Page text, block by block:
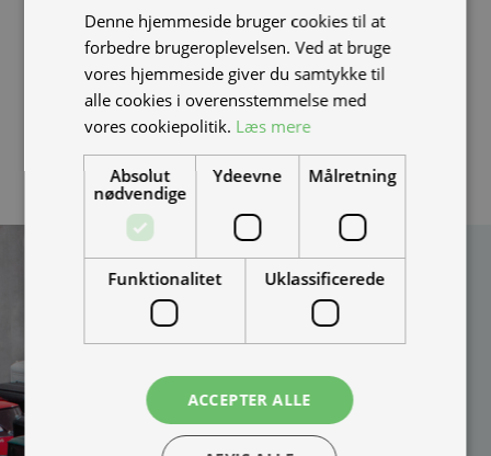
batteri anbefaler vi, at du altid handler hos enautoriseret
NIU forhandler. alternativt skal du sikre dig at batteriet
ikke er blacklistet, ved at modtage en video af at
batteriet sidder i en scooter som kan køre.
Kan vi hjælpe
Vi bygger vognene på
skræddersy løsningen
100% efter dine behov.
Udfyld formularen og
Denne hjemmeside bruger cookies til at
forbedre brugeroplevelsen. Ved at bruge
vores hjemmeside giver du samtykke til
alle cookies i overensstemmelse med
vores cookiepolitik. Læs mere
Absolut
nødvendige
Ydeevne Målretning
Funktionalitet Uklassificerede
ACCEPTER ALLE